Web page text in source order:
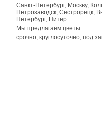
Санкт-Петербург, Москву,
Петрозаводск, Сестрорецк,
Петербург, Питер
Мы предлагаем цветы:
срочно, круглосуточно, под